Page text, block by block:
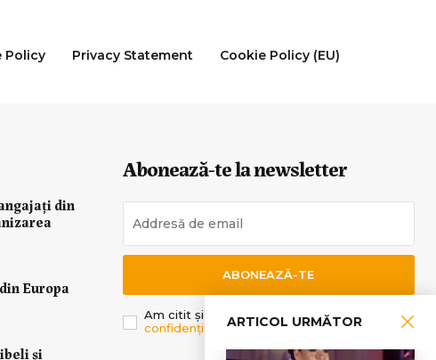
ARTICOL URMĂTOR
Policy Privacy Statement
Cookie Policy (EU)
din
Europa
și
Abonează-te la newsletter
ABONEAZĂ-TE
Am citit și sunt de acord cuPolitica de
confidențialitate.